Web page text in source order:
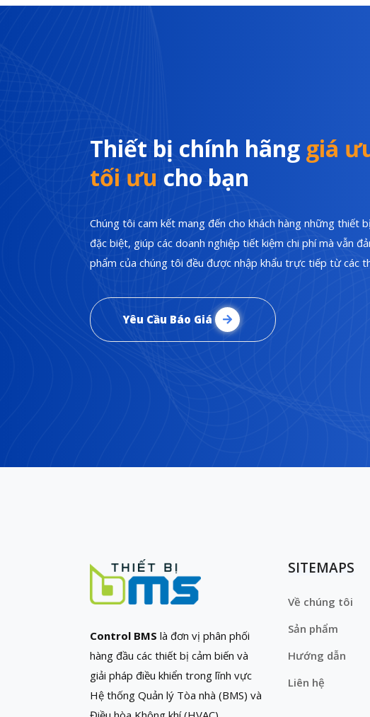
Thiết bị chính hãng giá
tối ưu cho bạn
Chúng tôi cam kết mang đến cho khách hàng những thiết
đặc biệt, giúp các doanh nghiệp tiết kiệm chi phí mà vẫn
phẩm của chúng tôi đều được nhập khẩu trực tiếp từ các
Yêu Cầu Báo Giá
Control BMS là đơn vị phân phối
hàng đầu các thiết bị cảm biến và
giải pháp điều khiển trong lĩnh vực
Hệ thống Quản lý Tòa nhà (BMS) và
SITEMAPS
Về chúng tôi
Sản phẩm
Hướng dẫn
Liên hệ